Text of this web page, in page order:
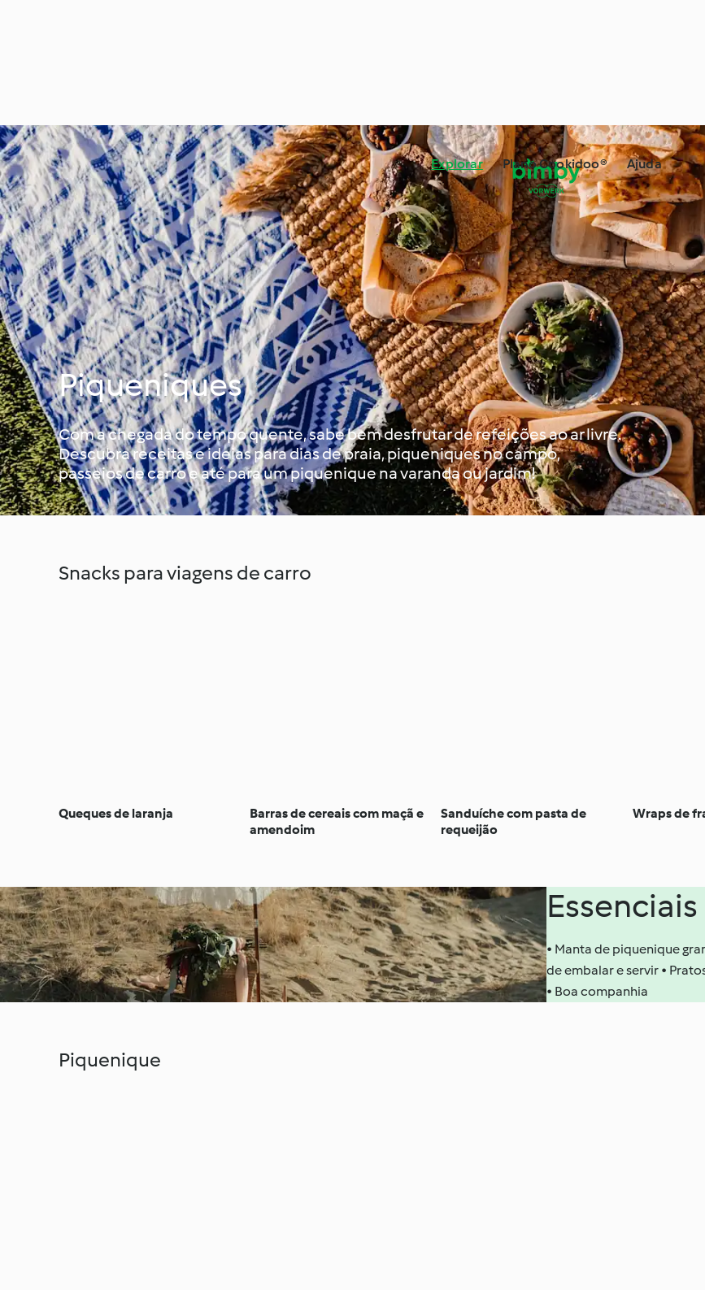
Explorar Plano Cookidoo® Ajuda
Piqueniques
Com a chegada do tempo quente, sabe bem desfrutar de refeições ao ar livre.
Descubra receitas e ideias para dias de praia, piqueniques no campo,
passeios de carro e até para um piquenique na varanda ou jardim!
Snacks para viagens de carro
Queques de laranja
Barras de cereais com maçã e
amendoim
Sanduíche com pasta de
requeijão
Wraps de
• Manta de piquenique
de embalar e servir •
• Boa companhia
Piquenique